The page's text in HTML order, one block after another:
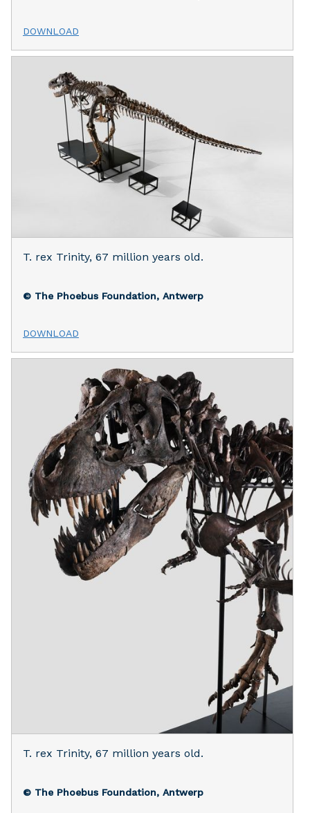
DOWNLOAD
T. rex Trinity, 67 million years old.
© The Phoebus Foundation, Antwerp
DOWNLOAD
T. rex Trinity, 67 million years old.
© The Phoebus Foundation, Antwerp